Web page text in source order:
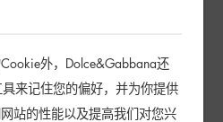
外，Dolce&Gabbana还
来记住您的偏好，并为你提供
站的性能以及提高我们对您兴